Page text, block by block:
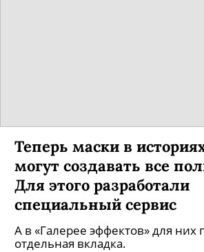
Теперь маски в
могут создавать все
Для этого разработали
специальный сервис
А в «Галерее эффектов» для них
отдельная вкладка.